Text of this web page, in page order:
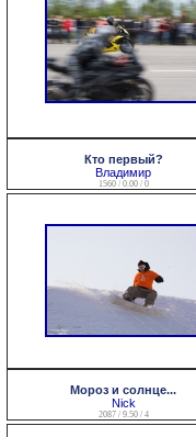
Кто первый?
Владимир
1560 / 0.00 / 0
Мороз и солнце...
Nick
2087 / 9.50 / 4